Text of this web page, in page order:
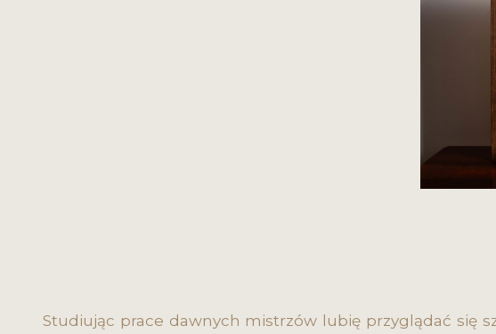
Studiując prace dawnych mistrzów lubię przyglądać się